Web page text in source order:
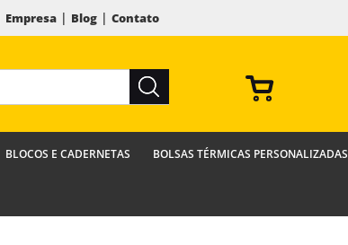
Empresa| Blog| Contato
BLOCOS E CADERNETAS BOLSAS TÉRMICAS PERSONALIZADAS